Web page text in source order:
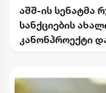
აშშ-ის სენატმა
სანქციების
კანონპროექტი